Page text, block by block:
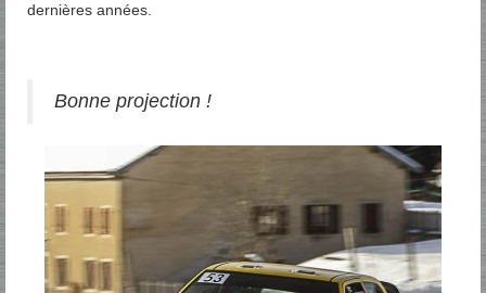
dernières années.
Bonne projection !